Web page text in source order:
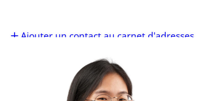
Ajouter un contact au carnet d'adresses